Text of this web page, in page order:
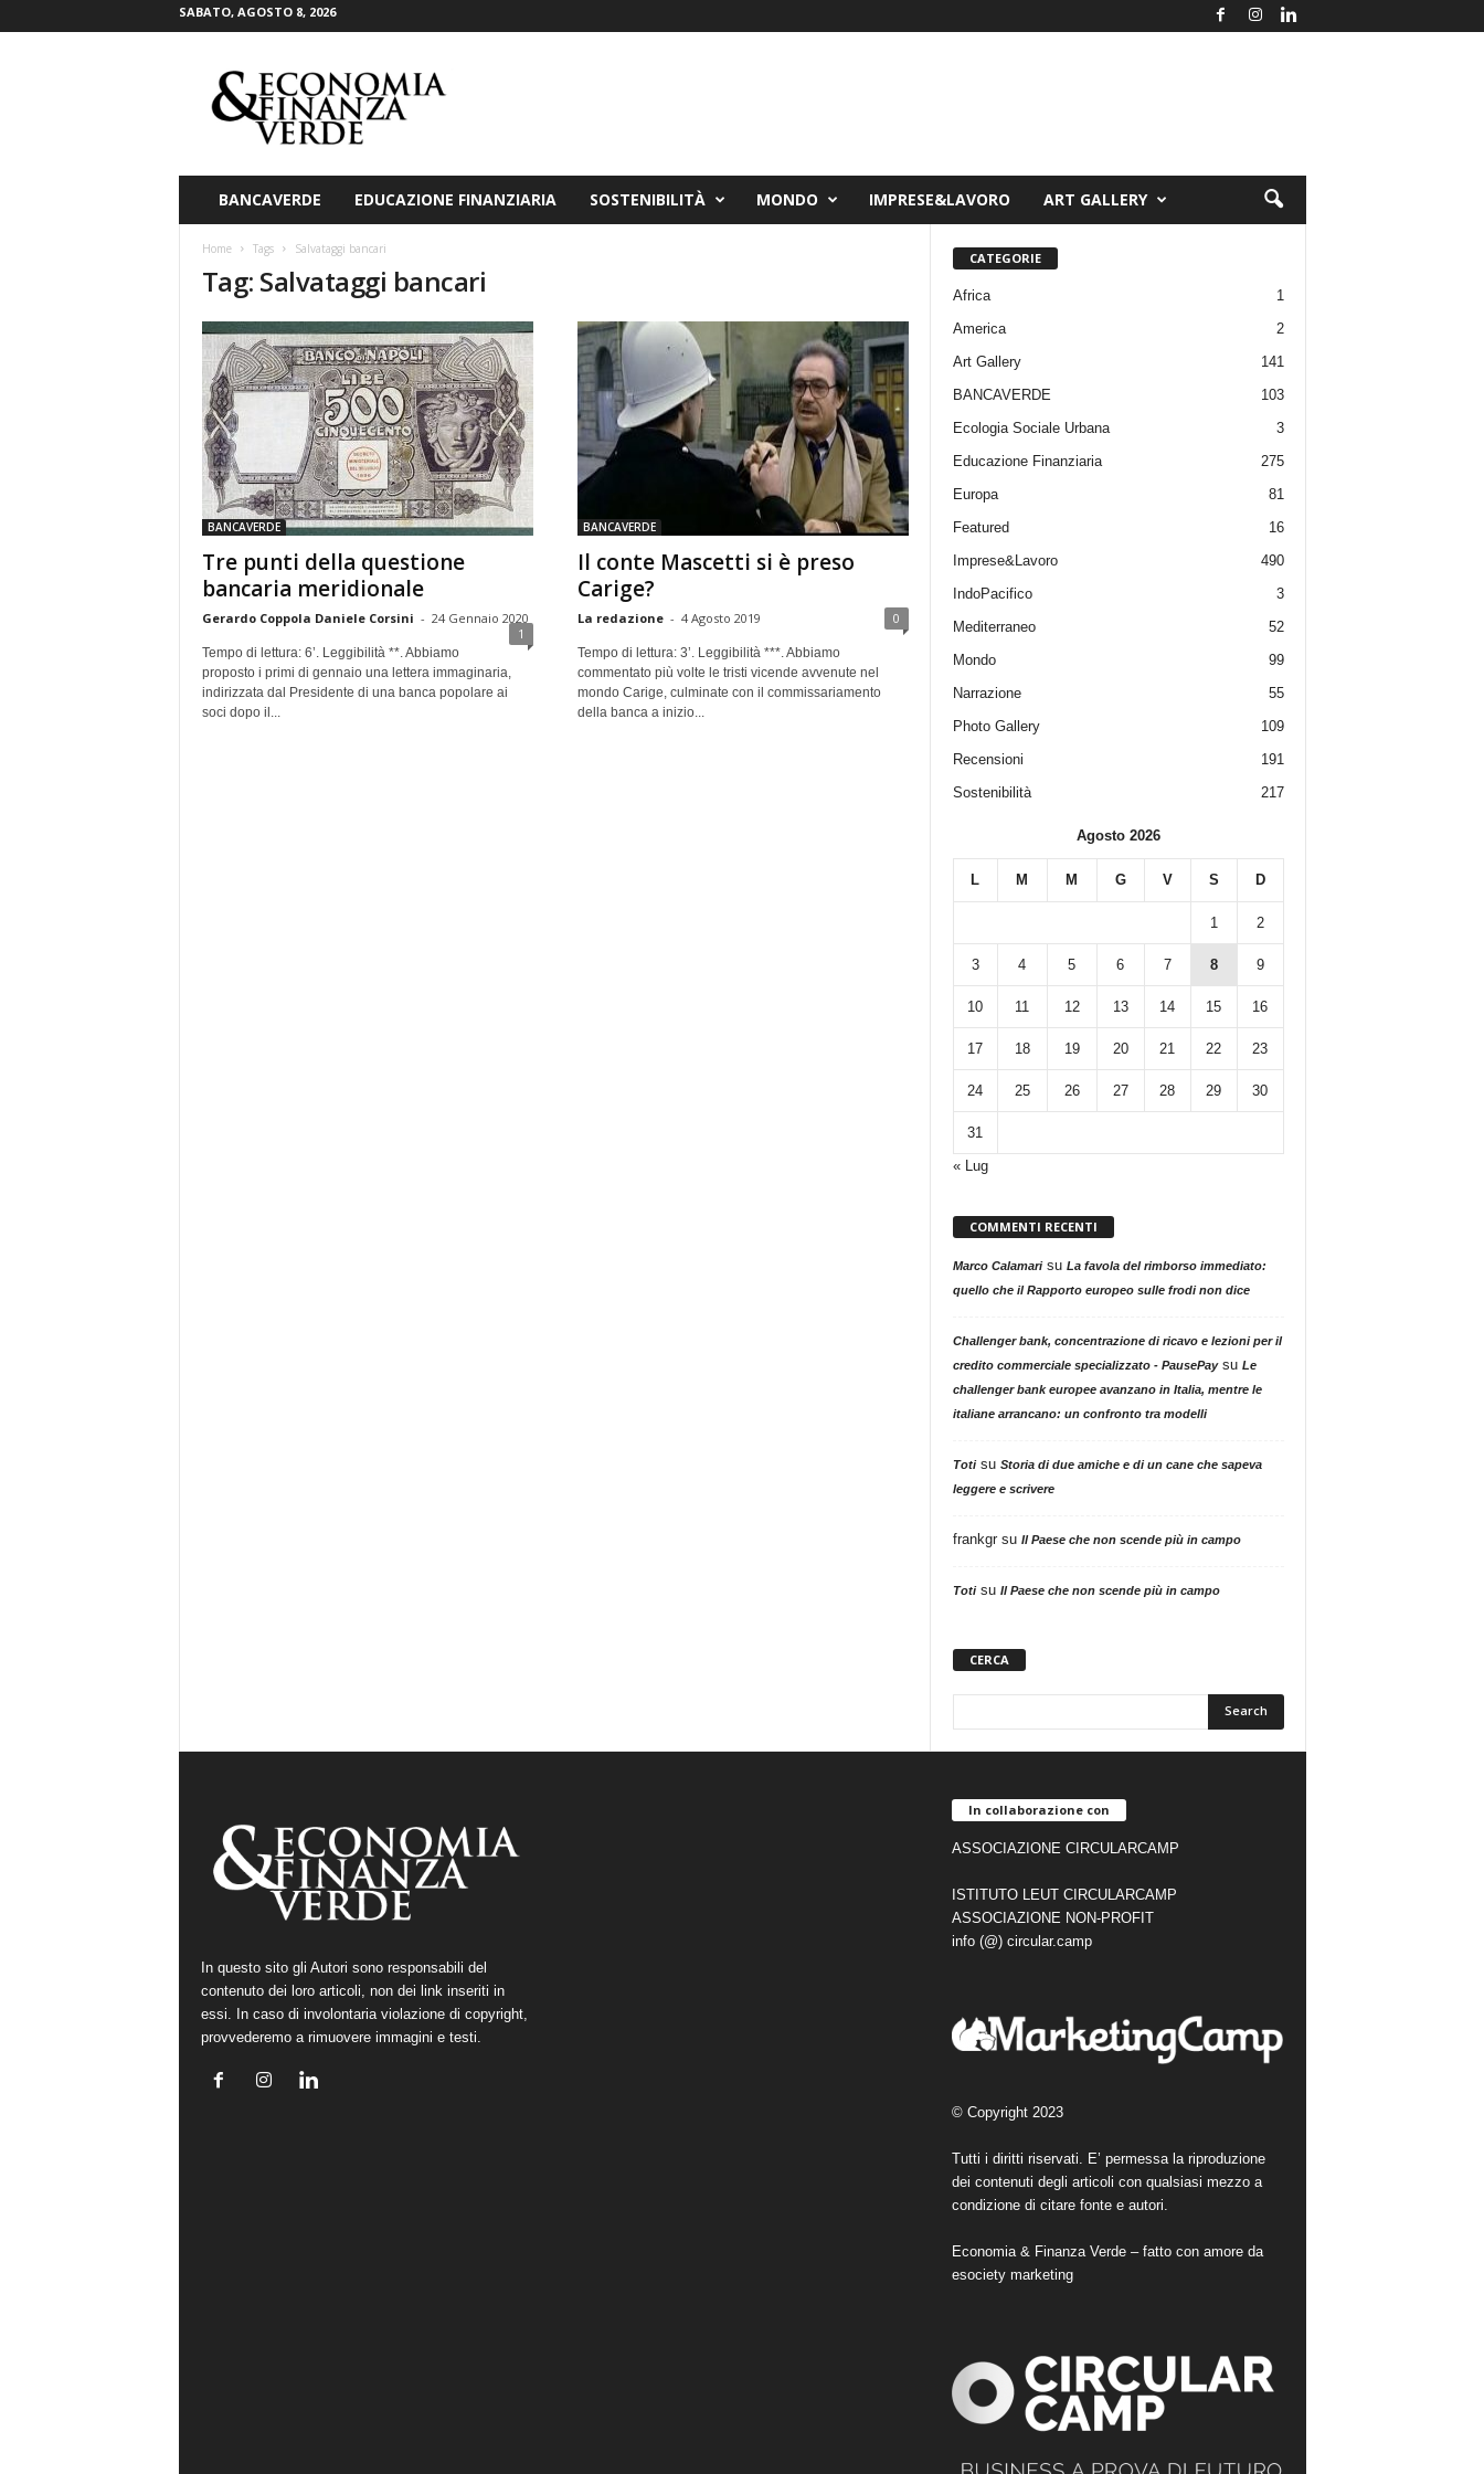
SABATO, AGOSTO 8, 2026
BANCAVERDE EDUCAZIONE FINANZIARIA SOSTENIBILITÀ MONDO IMPRESE&LAVORO ART GALLERY
Home Tags Salvataggi bancari
Tag: Salvataggi bancari
BANCAVERDE
Tre punti della questione
bancaria meridionale
Gerardo Coppola Daniele Corsini - 24 Gennaio 2020
1
Tempo di lettura: 6’. Leggibilità **. Abbiamo
proposto i primi di gennaio una lettera immaginaria,
indirizzata dal Presidente di una banca popolare ai
soci dopo il...
BANCAVERDE
Il conte Mascetti si è preso
Carige?
La redazione - 4 Agosto 2019 0
Tempo di lettura: 3’. Leggibilità ***. Abbiamo
commentato più volte le tristi vicende avvenute nel
mondo Carige, culminate con il commissariamento
della banca a inizio...
CATEGORIE
Africa
1
America
2
Art Gallery
141
BANCAVERDE
103
Ecologia Sociale Urbana
3
Educazione Finanziaria
275
Europa
81
Featured
16
Imprese&Lavoro
490
IndoPacifico
3
Mediterraneo
52
Mondo
99
Narrazione
55
Photo Gallery
109
Recensioni
191
Sostenibilità
217
Agosto 2026
L M M G V S D
1 2
3 4 5 6 7 8 9
10 11 12 13 14 15 16
17 18 19 20 21 22 23
24 25 26 27 28 29 30
31
« Lug
COMMENTI RECENTI
Marco Calamarisu La favola del rimborso immediato:
quello che il Rapporto europeo sulle frodi non dice
Challenger bank, concentrazione di ricavo e lezioni per il
credito commerciale specializzato - PausePaysu Le
challenger bank europee avanzano in Italia, mentre le
italiane arrancano: un confronto tra modelli
Totisu Storia di due amiche e di un cane che sapeva
leggere e scrivere
frankgrsu Il Paese che non scende più in campo
Totisu Il Paese che non scende più in campo
CERCA
In questo sito gli Autori sono responsabili del
contenuto dei loro articoli, non dei link inseriti in
essi. In caso di involontaria violazione di copyright,
provvederemo a rimuovere immagini e testi.
In collaborazione con
ASSOCIAZIONE CIRCULARCAMP
ISTITUTO LEUT CIRCULARCAMP
ASSOCIAZIONE NON-PROFIT
info (@) circular.camp
© Copyright 2023
Tutti i diritti riservati. E’ permessa la riproduzione
dei contenuti degli articoli con qualsiasi mezzo a
condizione di citare fonte e autori.
Economia & Finanza Verde – fatto con amore da
esociety marketing